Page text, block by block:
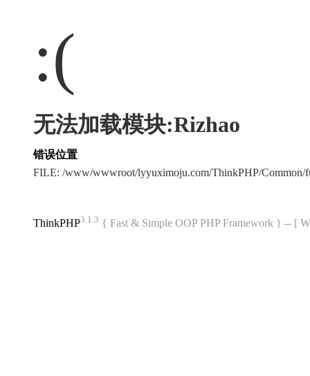
:(
无法加载模块:Rizhao
错误位置
FILE: /www/wwwroot/lyyuximoju.com/ThinkPHP/
ThinkPHP3.1.3 { Fast & Simple OOP PHP Framework } -- [